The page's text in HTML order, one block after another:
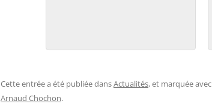
Cette entrée a été publiée dansActualités, et marquée avec
Arnaud Chochon.